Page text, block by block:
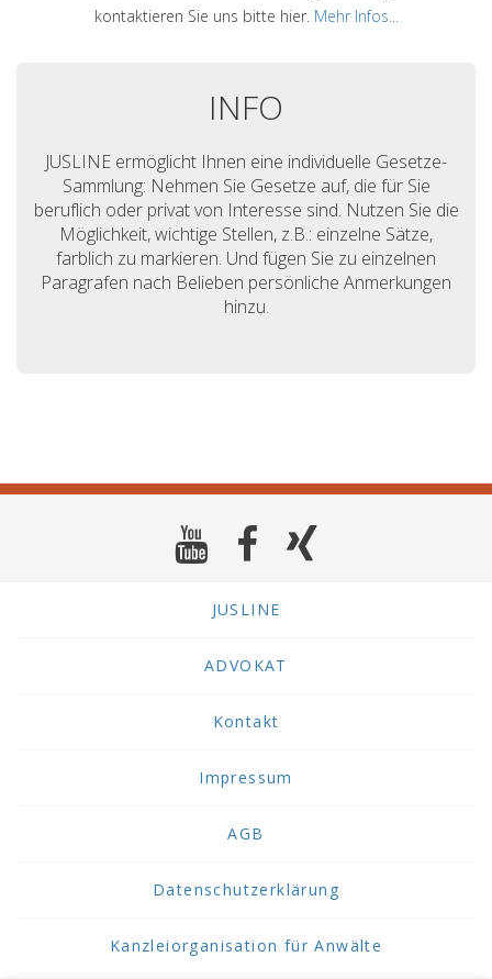
kontaktieren Sie uns bitte hier. Mehr Infos...
INFO
JUSLINE ermöglicht Ihnen eine individuelle Gesetze-
Sammlung: Nehmen Sie Gesetze auf, die für Sie
beruflich oder privat von Interesse sind. Nutzen Sie die
Möglichkeit, wichtige Stellen, z.B.: einzelne Sätze,
farblich zu markieren. Und fügen Sie zu einzelnen
Paragrafen nach Belieben persönliche Anmerkungen
hinzu.
JUSLINE
ADVOKAT
Kontakt
Impressum
AGB
Datenschutzerklärung
Kanzleiorganisation für Anwälte